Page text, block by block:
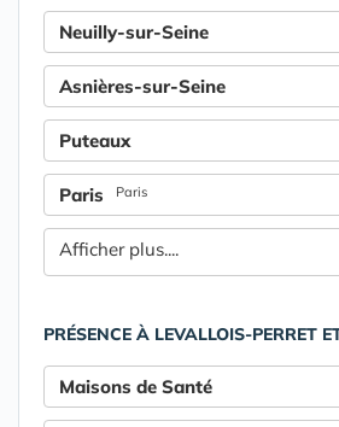
Neuilly-sur-Seine
Asnières-sur-Seine
Puteaux
Paris Paris
Afficher plus....
PRÉSENCE À LEVALLOIS-PERRET
Maisons de Santé